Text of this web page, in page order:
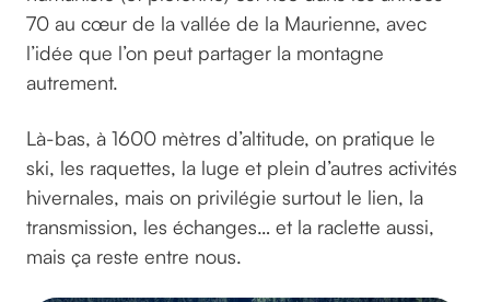
70 au cœur de la vallée de la Maurienne, avec
l’idée que l’on peut partager la montagne
autrement.
Là-bas, à 1600 mètres d’altitude, on pratique le
ski, les raquettes, la luge et plein d’autres activités
hivernales, mais on privilégie surtout le lien, la
transmission, les échanges… et la raclette aussi,
mais ça reste entre nous.